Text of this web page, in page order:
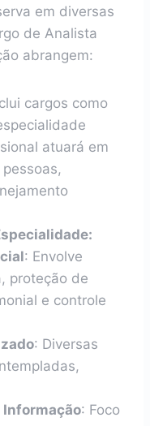
em diversas
de Analista
abrangem:
cargos como
atuará em
: Envolve
proteção de
e controle
: Diversas
Informação: Foco